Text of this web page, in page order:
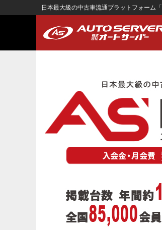
日本最大級の中古車流通プラットフォーム